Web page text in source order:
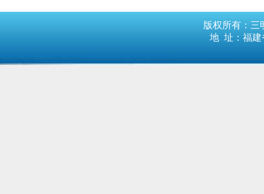
版权所有：三
地 址：福建